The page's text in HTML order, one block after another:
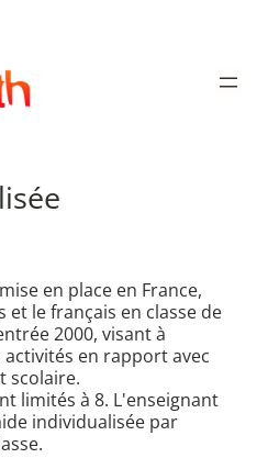
en place en France,
le français en classe de
2000, visant à
en rapport avec
scolaire.
limités à 8. L'enseignant
individualisée par